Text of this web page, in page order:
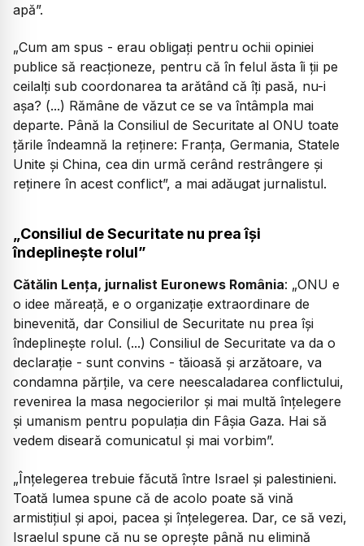
apă”.
„Cum am spus - erau obligați pentru ochii opiniei
publice să reacționeze, pentru că în felul ăsta îi ții pe
ceilalți sub coordonarea ta arătând că îți pasă, nu-i
așa? (...) Rămâne de văzut ce se va întâmpla mai
departe. Până la Consiliul de Securitate al ONU toate
țările îndeamnă la reținere: Franța, Germania, Statele
Unite și China, cea din urmă cerând restrângere și
reținere în acest conflict”, a mai adăugat jurnalistul.
„Consiliul de Securitate nu prea își
îndeplinește rolul”
Cătălin Lența, jurnalist Euronews România: „ONU e
o idee măreață, e o organizație extraordinare de
binevenită, dar Consiliul de Securitate nu prea își
îndeplinește rolul. (...) Consiliul de Securitate va da o
declarație - sunt convins - tăioasă și arzătoare, va
condamna părțile, va cere neescaladarea conflictului,
revenirea la masa negocierilor și mai multă înțelegere
și umanism pentru populația din Fâșia Gaza. Hai să
vedem diseară comunicatul și mai vorbim”.
„Înțelegerea trebuie făcută între Israel și palestinieni.
Toată lumea spune că de acolo poate să vină
armistițiul și apoi, pacea și înțelegerea. Dar, ce să vezi,
Israelul spune că nu se oprește până nu elimină